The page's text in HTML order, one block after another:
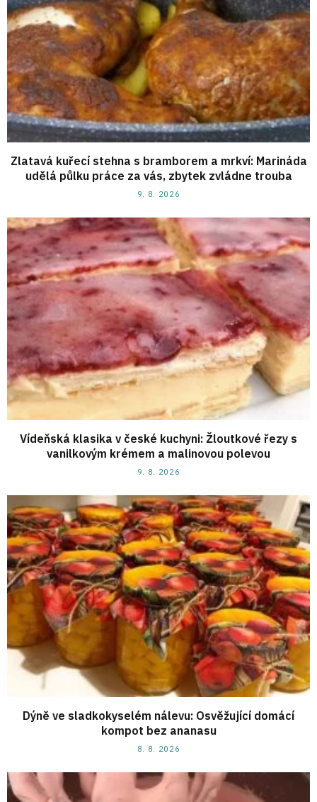
Zlatavá kuřecí stehna s bramborem a mrkví: Marináda
udělá půlku práce za vás, zbytek zvládne trouba
9. 8. 2026
Vídeňská klasika v české kuchyni: Žloutkové řezy s
vanilkovým krémem a malinovou polevou
9. 8. 2026
Dýně ve sladkokyselém nálevu: Osvěžující domácí
kompot bez ananasu
8. 8. 2026